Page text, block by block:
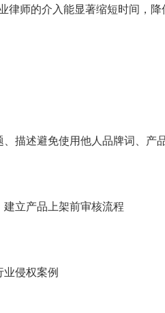
师的介入能显著缩短时间，降
描述避免使用他人品牌词、产
立产品上架前审核流程
侵权案例